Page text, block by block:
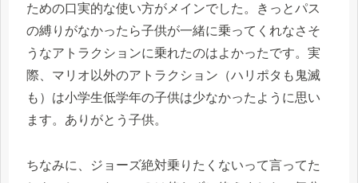
ための口実的な使い方がメインでした。きっとパス
の縛りがなかったら子供が一緒に乗ってくれなさそ
うなアトラクションに乗れたのはよかったです。実
際、マリオ以外のアトラクション（ハリポタも鬼滅
も）は小学生低学年の子供は少なかったように思い
ます。ありがとう子供。
ちなみに、ジョーズ絶対乗りたくないって言ってた